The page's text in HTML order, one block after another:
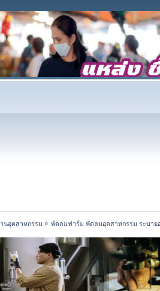
นอุตสาหกรรม » พัดลมฟาร์ม พัดลมอุตสาหกรรม ระบาย